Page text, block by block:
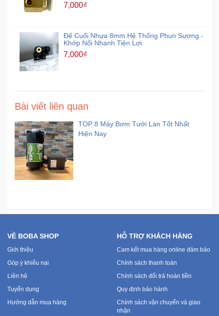
7,000₫
Đế Cuối Nhựa 8mm Hệ Thống Phun Sương -
Khớp Nối Nhanh Tiện Lợi
7,000₫
Bài viết liên quan
TOP 8 Máy Bơm Tưới Lan Tốt Nhất
Hiện Nay
VỀ BOBA SHOP
Giới thiệu
Góp ý khiếu nại
Liên hệ
Tuyển dụng
Hướng dẫn mua hàng
HỖ TRỢ KHÁCH HÀNG
Cam kết mua hàng online đảm bảo
Chính sách thanh toán
Chính sách đổi trả hoàn tiền
Quy định bảo hành
Chính sách vận chuyển và giao
nhận